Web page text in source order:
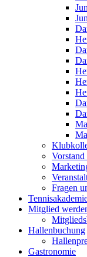
Fragen
Mitglied
Hallenbuchung
Gastronomie